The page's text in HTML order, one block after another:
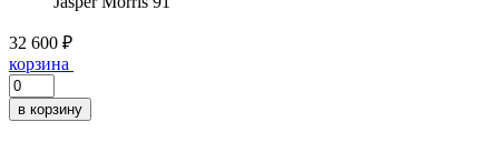
32 600 ₽
корзина
в корзину